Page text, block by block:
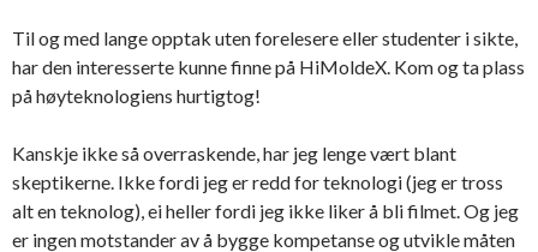
Til og med lange opptak uten forelesere eller studenter i sikte,
har den interesserte kunne finne på HiMoldeX. Kom og ta plass
på høyteknologiens hurtigtog!
Kanskje ikke så overraskende, har jeg lenge vært blant
skeptikerne. Ikke fordi jeg er redd for teknologi (jeg er tross
alt en teknolog), ei heller fordi jeg ikke liker å bli filmet. Og jeg
er ingen motstander av å bygge kompetanse og utvikle måten